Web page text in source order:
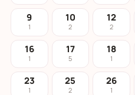
9
1
10
2
12
2
16
1
17
5
18
1
23
1
25
2
26
1